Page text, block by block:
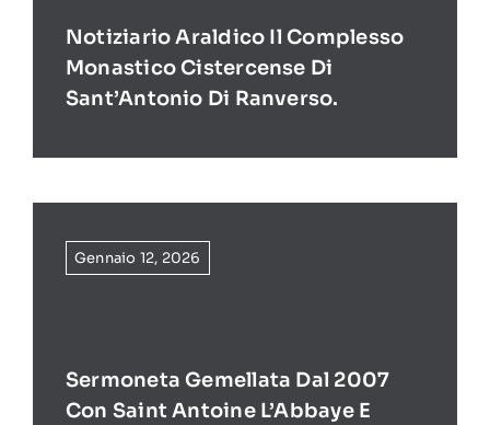
Notiziario Araldico Il Complesso
Monastico Cistercense Di
Sant’Antonio Di Ranverso.
Gennaio 12, 2026
Sermoneta Gemellata Dal 2007
Con Saint Antoine L’Abbaye E